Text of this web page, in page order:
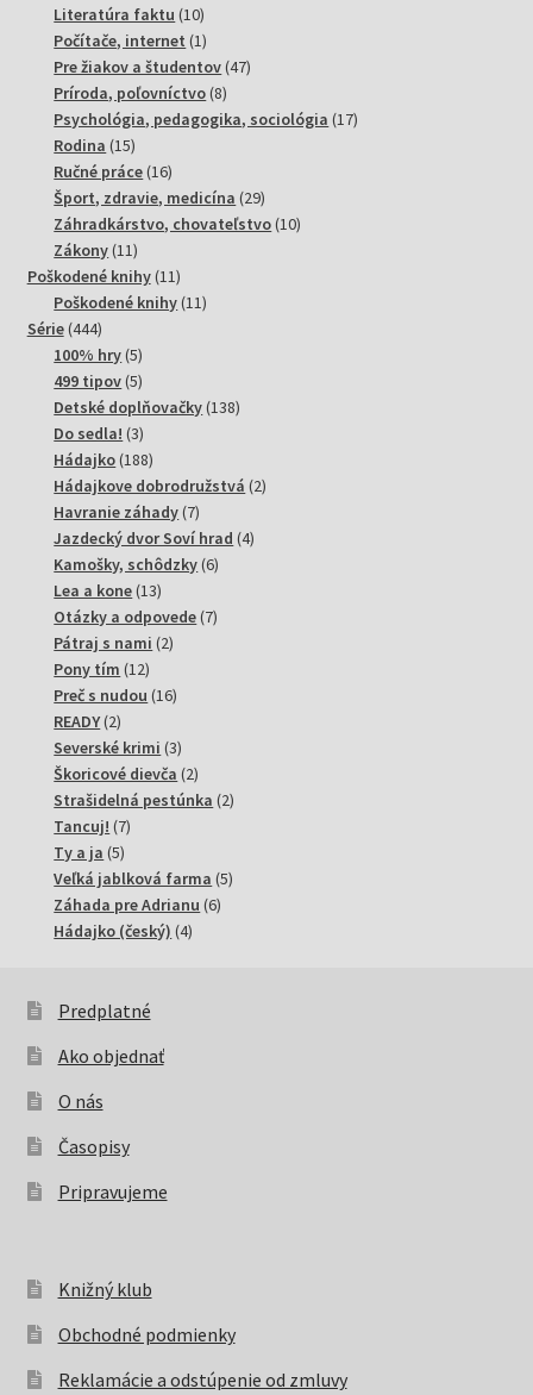
Literatúra faktu 1010
produktov
Počítače, internet 11
produkt
Pre žiakov a študentov 4747
Príroda, poľovníctvo 88
produktov
Psychológia, pedagogika, sociológia 1717
Rodina 1515
produktov
Ručné práce 1616
produktov
Šport, zdravie, medicína 2929
produktov
Záhradkárstvo, chovateľstvo 1010
Zákony 1111
produktov
Poškodené knihy 1111
produktov
Poškodené knihy 1111
Série 444444
produktov
100% hry 55
produktov
499 tipov 55
produktov
Detské doplňovačky 138138
Do sedla! 33
produkty
Hádajko 188188
produktov
Hádajkove dobrodružstvá 22
Havranie záhady 77
produktov
Jazdecký dvor Soví hrad 44
Kamošky, schôdzky 66
Lea a kone 1313
produktov
Otázky a odpovede 77
Pátraj s nami 22
Pony tím 1212
produktov
Preč s nudou 1616
READY 22
produkty
Severské krimi 33
produkty
Škoricové dievča 22
produkty
Strašidelná pestúnka 22
Tancuj! 77
Ty a ja 55
produktov
Veľká jablková farma 55
Záhada pre Adrianu 66
Hádajko (český) 44
Predplatné
Ako objednať
O nás
Časopisy
Pripravujeme
Knižný klub
Obchodné podmienky
Reklamácie a odstúpenie od zmluvy